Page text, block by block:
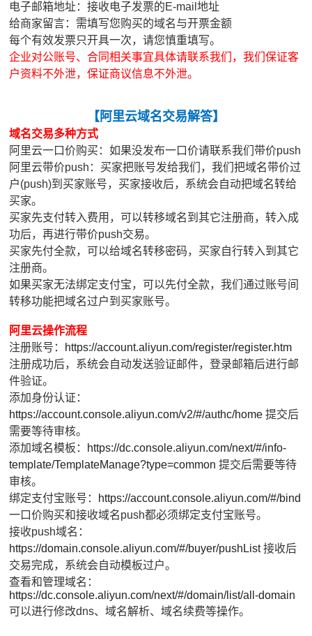
电子邮箱地址：接收电子发票的E-mail地址
给商家留言：需填写您购买的域名与开票金额
每个有效发票只开具一次，请您慎重填写。
企业对公账号、合同相关事宜具体请联系我们，我们保证客
户资料不外泄，保证商议信息不外泄。
【 阿里云域名交易解答】
域名交易多种方式
阿里云一口价购买：如果没发布一口价请联系我们带价push
阿里云带价push：买家把账号发给我们，我们把域名带价过
户(push)到买家账号，买家接收后，系统会自动把域名转给
买家。
买家先支付转入费用，可以转移域名到其它注册商，转入成
功后，再进行带价push交易。
买家先付全款，可以给域名转移密码，买家自行转入到其它
注册商。
如果买家无法绑定支付宝，可以先付全款，我们通过账号间
转移功能把域名过户到买家账号。
阿里云操作流程
注册账号： https://account.aliyun.com/register/register.htm
注册成功后，系统会自动发送验证邮件，登录邮箱后进行邮
件验证。
添加身份认证：
https://account.console.aliyun.com/v2/#/authc/home 提交后
需要等待审核。
添加域名模板： https://dc.console.aliyun.com/next/#/info-
template/TemplateManage?type=common 提交后需要等待
审核。
绑定支付宝账号： https://account.console.aliyun.com/#/bind
一口价购买和接收域名push都必须绑定支付宝账号。
接收push域名：
https://domain.console.aliyun.com/#/buyer/pushList接收后
交易完成，系统会自动模板过户。
查看和管理域名：
https://dc.console.aliyun.com/next/#/domain/list/all-domain
可以进行修改dns、域名解析、域名续费等操作。